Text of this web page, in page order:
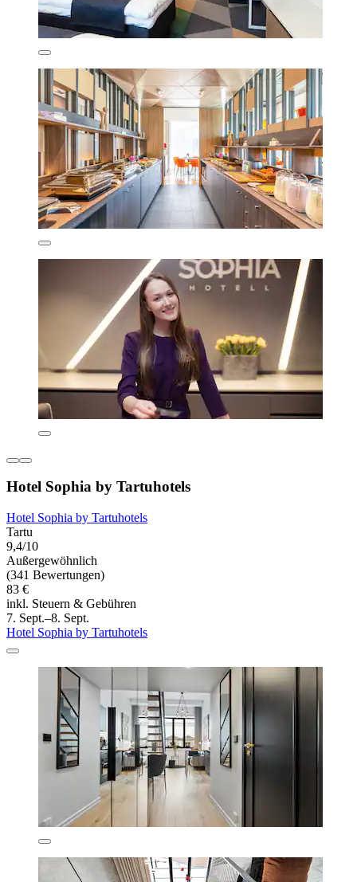
Hotel Sophia by Tartuhotels
Hotel Sophia by Tartuhotels
Tartu
9,4/10
Außergewöhnlich
(341 Bewertungen)
83 €
inkl. Steuern & Gebühren
7. Sept.–8. Sept.
Hotel Sophia by Tartuhotels